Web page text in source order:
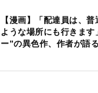
【漫画】「配達員は、
ような場所にも行きます
ー”の異色作、作者が語